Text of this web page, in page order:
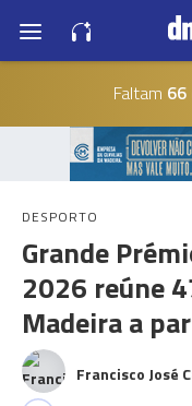
Faltam 66
DESPORTO
Grande
2026 reúne
Madeira a
Francisco José